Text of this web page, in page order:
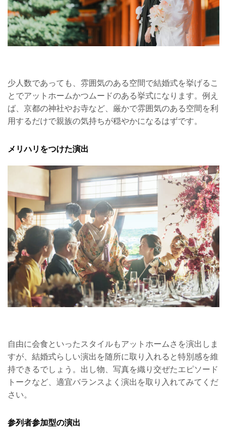
少人数であっても、雰囲気のある空間で結婚式を挙げるこ
とでアットホームかつムードのある挙式になります。例え
ば、京都の神社やお寺など、厳かで雰囲気のある空間を利
用するだけで親族の気持ちが穏やかになるはずです。
メリハリをつけた演出
自由に会食といったスタイルもアットホームさを演出しま
すが、結婚式らしい演出を随所に取り入れると特別感を維
持できるでしょう。出し物、写真を織り交ぜたエピソード
トークなど、適宜バランスよく演出を取り入れてみてくだ
さい。
参列者参加型の演出